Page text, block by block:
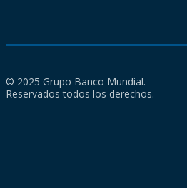
© 2025 Grupo Banco Mundial.
Reservados todos los derechos.